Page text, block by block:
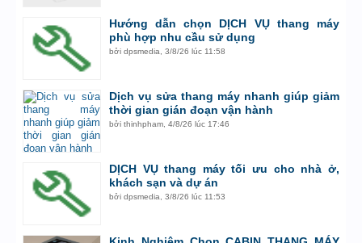
Hướng dẫn chọn DỊCH VỤ thang máy
phù hợp nhu cầu sử dụng
bởidpsmedia,3/8/26 lúc 11:58
Dịch vụ sửa thang máy nhanh giúp giảm
thời gian gián đoạn vận hành
bởithinhpham,4/8/26 lúc 17:46
DỊCH VỤ thang máy tối ưu cho nhà ở,
khách sạn và dự án
bởidpsmedia,3/8/26 lúc 11:53